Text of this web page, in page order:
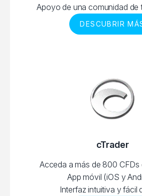
Apoyo de una comunidad de
DESCUBRIR
cTrader
Acceda a más de 800 CFDs
App móvil (iOS y
Interfaz intuitiva y fácil